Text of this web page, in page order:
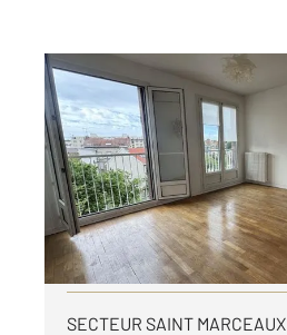
REIMS 51
68,20 m , 3 pièces
Ref : 17525
Appartement F3 à louer
850 €
par mois charges comprises
Visiter le site dédié
SECTEUR SAINT